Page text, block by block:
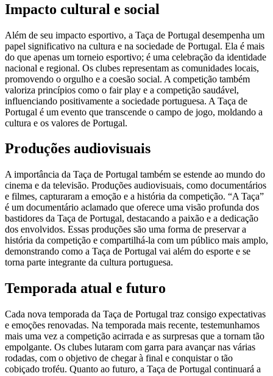
Impacto cultural e social
Além de seu impacto esportivo, a Taça de Portugal desempenha um
papel significativo na cultura e na sociedade de Portugal. Ela é mais
do que apenas um torneio esportivo; é uma celebração da identidade
nacional e regional. Os clubes representam as comunidades locais,
promovendo o orgulho e a coesão social. A competição também
valoriza princípios como o fair play e a competição saudável,
influenciando positivamente a sociedade portuguesa. A Taça de
Portugal é um evento que transcende o campo de jogo, moldando a
cultura e os valores de Portugal.
Produções audiovisuais
A importância da Taça de Portugal também se estende ao mundo do
cinema e da televisão. Produções audiovisuais, como documentários
e filmes, capturaram a emoção e a história da competição. “A Taça”
é um documentário aclamado que oferece uma visão profunda dos
bastidores da Taça de Portugal, destacando a paixão e a dedicação
dos envolvidos. Essas produções são uma forma de preservar a
história da competição e compartilhá-la com um público mais amplo,
demonstrando como a Taça de Portugal vai além do esporte e se
torna parte integrante da cultura portuguesa.
Temporada atual e futuro
Cada nova temporada da Taça de Portugal traz consigo expectativas
e emoções renovadas. Na temporada mais recente, testemunhamos
mais uma vez a competição acirrada e as surpresas que a tornam tão
empolgante. Os clubes lutaram com garra para avançar nas várias
rodadas, com o objetivo de chegar à final e conquistar o tão
cobiçado troféu. Quanto ao futuro, a Taça de Portugal continuará a